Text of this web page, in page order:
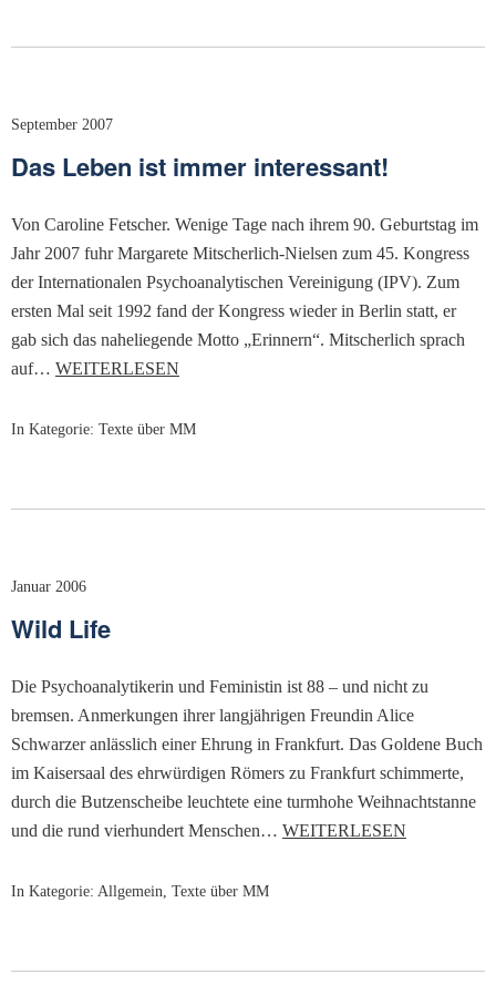
September 2007
Das Leben ist immer interessant!
Von Caroline Fetscher. Wenige Tage nach ihrem 90. Geburtstag im
Jahr 2007 fuhr Margarete Mitscherlich-Nielsen zum 45. Kongress
der Internationalen Psychoanalytischen Vereinigung (IPV). Zum
ersten Mal seit 1992 fand der Kongress wieder in Berlin statt, er
gab sich das naheliegende Motto „Erinnern“. Mitscherlich sprach
auf… WEITERLESEN
In Kategorie: Texte über MM
Januar 2006
Wild Life
Die Psychoanalytikerin und Feministin ist 88 – und nicht zu
bremsen. Anmerkungen ihrer langjährigen Freundin Alice
Schwarzer anlässlich einer Ehrung in Frankfurt. Das Goldene Buch
im Kaisersaal des ehrwürdigen Römers zu Frankfurt schimmerte,
durch die Butzenscheibe leuchtete eine turmhohe Weihnachtstanne
und die rund vierhundert Menschen… WEITERLESEN
In Kategorie: Allgemein, Texte über MM